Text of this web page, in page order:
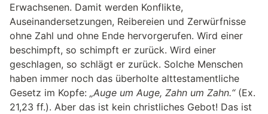
Erwachsenen. Damit werden Konflikte,
Auseinandersetzungen, Reibereien und Zerwürfnisse
ohne Zahl und ohne Ende hervorgerufen. Wird einer
beschimpft, so schimpft er zurück. Wird einer
geschlagen, so schlägt er zurück. Solche Menschen
haben immer noch das überholte alttestamentliche
Gesetz im Kopfe: „Auge um Auge, Zahn um Zahn.“(Ex.
21,23 ff.). Aber das ist kein christliches Gebot! Das ist